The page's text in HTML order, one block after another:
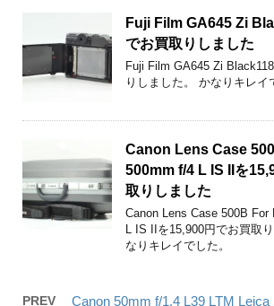
Fuji Film GA645 Zi
でお買取りしました
Fuji Film GA645 Zi
りしました。 かなりキレイ
Canon Lens Case
500mm f/4 L IS IIを
取りしました
Canon Lens Case 500B For
L IS IIを15,900円でお買取
なりキレイでした。
PREV Canon 50mm f/1.4 L39 LTM